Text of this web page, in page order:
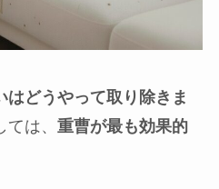
はどうやって取り除きま
は、 重曹が最も効果的